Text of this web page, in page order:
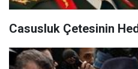
Casusluk Çetesinin